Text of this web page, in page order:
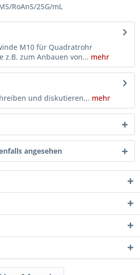
RoAnS/25G/mL
M10 für Quadratrohr
z.B. zum Anbauen von... mehr
und diskutieren... mehr
angesehen